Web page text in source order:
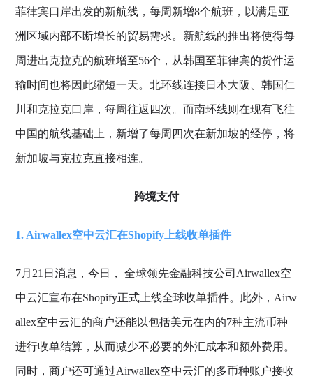
菲律宾口岸出发的新航线，每周新增8个航班，以满足亚
洲区域内部不断增长的贸易需求。新航线的推出将使得每
周进出克拉克的航班增至56个，从韩国至菲律宾的货件运
输时间也将因此缩短一天。北环线连接日本大阪、韩国仁
川和克拉克口岸，每周往返四次。而南环线则在现有飞往
中国的航线基础上，新增了每周四次在新加坡的经停，将
新加坡与克拉克直接相连。
跨境支付
1. Airwallex空中云汇在Shopify上线收单插件
7月21日消息，今日， 全球领先金融科技公司Airwallex空
中云汇宣布在Shopify正式上线全球收单插件。此外，Airw
allex空中云汇的商户还能以包括美元在内的7种主流币种
进行收单结算，从而减少不必要的外汇成本和额外费用。
同时，商户还可通过Airwallex空中云汇的多币种账户接收